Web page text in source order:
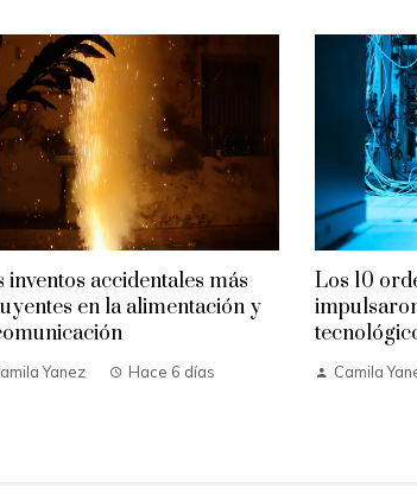
inventos accidentales más
en la alimentación y
Yanez Hace 6 días
Los 10
Camila